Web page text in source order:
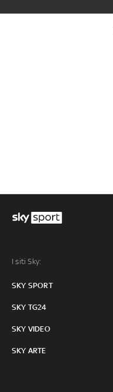
I siti Sky:
SKY SPORT
SKY TG24
SKY VIDEO
SKY ARTE